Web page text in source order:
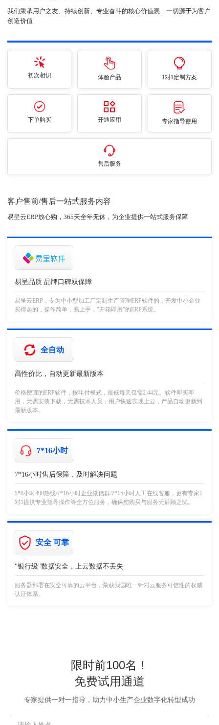
我们秉承用户之友、持续创新、专业奋斗的核心价值观，一切源于为客户
创造价值
初次相识 体验产品 1对1定制方案
下单购买 开通应用 专家指导使用
售后服务
客户售前/售后一站式服务内容
易呈云ERP放心购，365天全年无休，为企业提供一站式服务保障
易呈品质 品牌口碑双保障
易呈云ERP，专为中小型加工厂定制生产管理ERP软件的，开发中小企业
买得起的，操作简单，易上手，"开箱即用"的ERP系统。
全自动
高性价比，自动更新最新版本
价格便宜的ERP软件，按年付模式，最低每天仅需2.44元。软件即买即
用，无需安装下载，无需技术人员，用户快速实现上云，产品自动更新到
最新版本。
7*16小时
7*16小时售后保障，及时解决问题
5*8小时400热线/7*16小时企业微信群/7*15小时人工在线客服，更有专家1
对1提供专业指导操作等全方位服务，确保您购买与服务无后顾之忧。
安全 可靠
"银行级"数据安全，上云数据不丢失
服务器部署在安全可靠的云平台，荣获我国唯一针对云服务可信性的权威
认证体系。
限时前100名！
免费试用通道
专家提供一对一指导，助力中小生产企业数字化转型成功